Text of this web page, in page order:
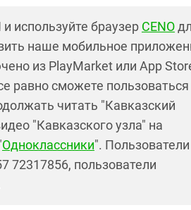
используйте браузер CENO
наше мобильное
из PlayMarket или App
равно сможете пользоваться
читать "Кавказский
"Кавказского узла" на
Одноклассники". Пользователи
72317856, пользователи